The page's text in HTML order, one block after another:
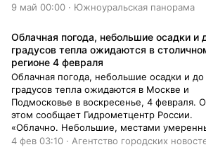
9 май 00:00 · Южноуральская панорама
Облачная погода, небольшие осадки и
градусов тепла ожидаются в
регионе 4 февраля
Облачная погода, небольшие осадки и до
градусов тепла ожидаются в Москве и
Подмосковье в воскресенье, 4 февраля.
этом сообщает Гидрометцентр России.
«Облачно. Небольшие, местами
осадки (снег, мокрый снег). Гололедица.
4 фев 03:10 · Агентство городских